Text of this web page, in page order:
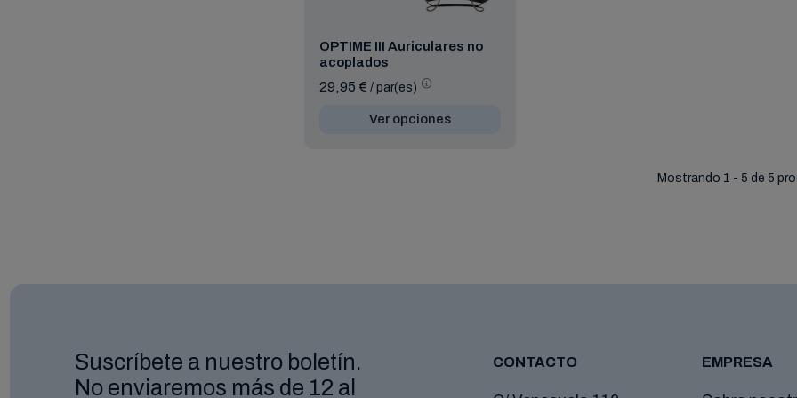
OPTIME III Auriculares no
acoplados
29,95 € / par(es)
Ver opciones
Mostrando 1 - 5 de 5
Suscríbete a nuestro boletín.
No enviaremos más de 12 al
CONTACTO EMPRESA